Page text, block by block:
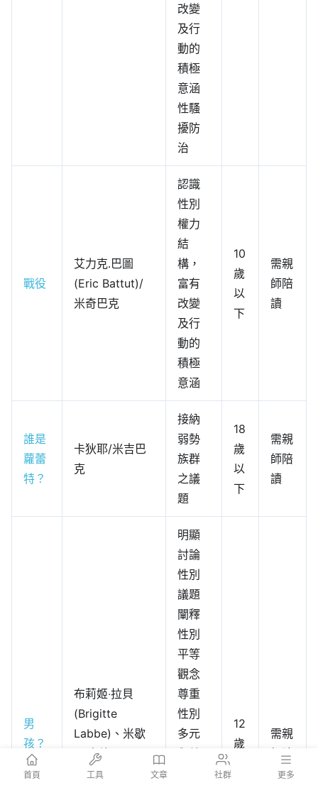
改變
及行
動的
積極
意涵
性騷
擾防
治
戰役
艾力克․巴圖
(Eric Battut)/
米奇巴克
認識
性別
權力
結
構，
富有
改變
及行
動的
積極
意涵
10
歲
以
下
需親
師陪
讀
誰是
蘿蕾
特？
卡狄耶/米吉巴
克
接納
弱勢
族群
之議
題
18
歲
以
下
需親
師陪
讀
男
孩？
女
孩？
布莉姬‧拉貝
(Brigitte
Labbe)、米歇
爾‧布許
(Michel
明顯
討論
性別
議題
闡釋
性別
平等
觀念
尊重
性別
多元
與差
12
歲
需親
師陪
讀
首頁 工具 文章 社群 更多